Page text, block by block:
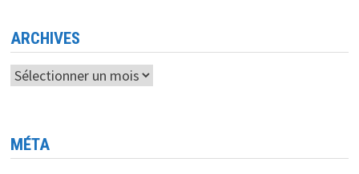
ARCHIVES
Archives
MÉTA